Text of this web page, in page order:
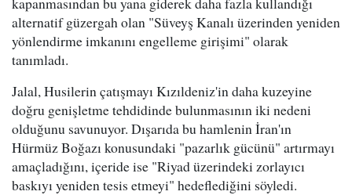
alternatif güzergah olan "Süveyş Kanalı üzerinden yeniden
yönlendirme imkanını engelleme girişimi" olarak
tanımladı.
Jalal, Husilerin çatışmayı Kızıldeniz'in daha kuzeyine
doğru genişletme tehdidinde bulunmasının iki nedeni
olduğunu savunuyor. Dışarıda bu hamlenin İran'ın
Hürmüz Boğazı konusundaki "pazarlık gücünü" artırmayı
amaçladığını, içeride ise "Riyad üzerindeki zorlayıcı
baskıyı yeniden tesis etmeyi" hedeflediğini söyledi.